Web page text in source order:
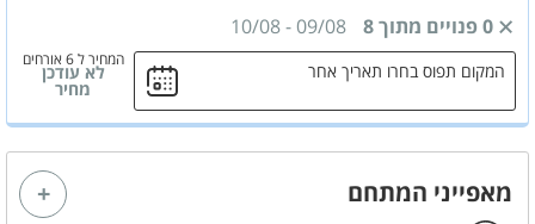
המחיר ל 6 אורחים
0 פנויים מתוך 8 09/08
-
10/08
לא עודכן
מחיר
המקום תפוס בחרו תאריך אחר
מאפייני המתחם